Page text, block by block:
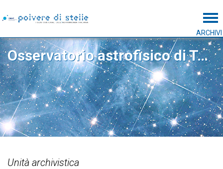
ARCHIVI
Osservatorio astrofisico di Torino
Unità archivistica